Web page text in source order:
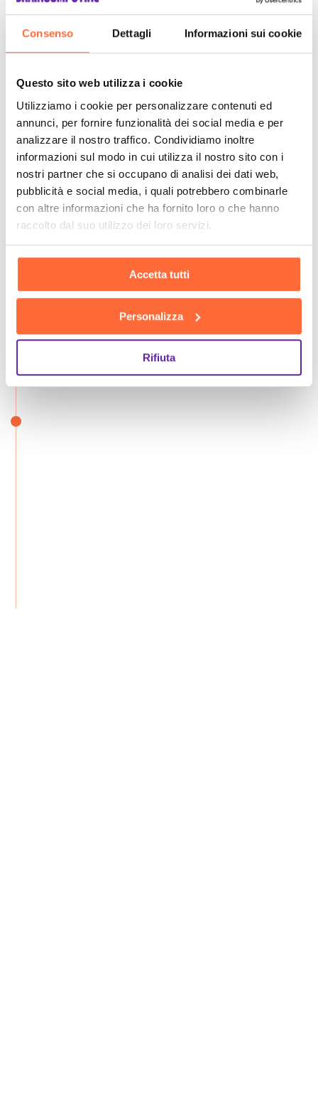
Consenso Dettagli Informazioni sui cookie
Questo sito web utilizza i cookie
Utilizziamo i cookie per personalizzare contenuti ed
annunci, per fornire funzionalità dei social media e per
analizzare il nostro traffico. Condividiamo inoltre
informazioni sul modo in cui utilizza il nostro sito con i
nostri partner che si occupano di analisi dei dati web,
pubblicità e social media, i quali potrebbero combinarle
con altre informazioni che ha fornito loro o che hanno
raccolto dal suo utilizzo dei loro servizi.
Accetta tutti
Personalizza
Rifiuta